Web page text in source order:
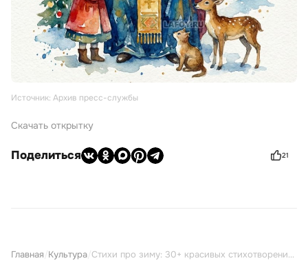
Источник: Архив пресс-службы
Скачать открытку
Поделиться 21
Главная Культура Стихи про зиму: 30+ красивых стихотворений о зиме для детей и не только